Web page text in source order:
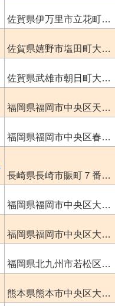
佐賀県伊万里市立花町…
佐賀県嬉野市塩田町大…
佐賀県武雄市朝日町大…
福岡県福岡市中央区天…
福岡県福岡市中央区春…
長崎県長崎市賑町７番…
福岡県福岡市中央区大…
福岡県福岡市中央区大…
福岡県北九州市若松区…
熊本県熊本市中央区大…